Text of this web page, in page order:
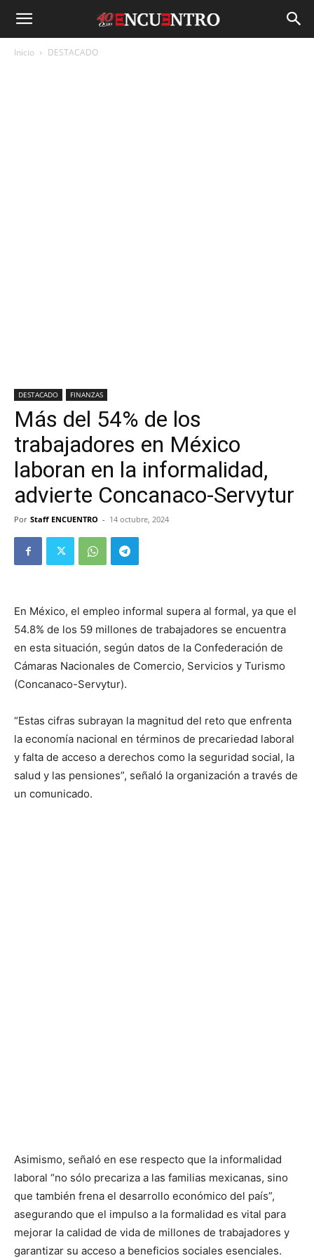
Inicio DESTACADO
DESTACADO FINANZAS
Más del 54% de los
trabajadores en México
laboran en la informalidad,
advierte Concanaco-Servytur
Por Staff ENCUENTRO - 14 octubre, 2024
En México, el empleo informal supera al formal, ya que el
54.8% de los 59 millones de trabajadores se encuentra
en esta situación, según datos de la Confederación de
Cámaras Nacionales de Comercio, Servicios y Turismo
(Concanaco-Servytur).
“Estas cifras subrayan la magnitud del reto que enfrenta
la economía nacional en términos de precariedad laboral
y falta de acceso a derechos como la seguridad social, la
salud y las pensiones”, señaló la organización a través de
un comunicado.
Asimismo, señaló en ese respecto que la informalidad
laboral “no sólo precariza a las familias mexicanas, sino
que también frena el desarrollo económico del país”,
asegurando que el impulso a la formalidad es vital para
mejorar la calidad de vida de millones de trabajadores y
garantizar su acceso a beneficios sociales esenciales.